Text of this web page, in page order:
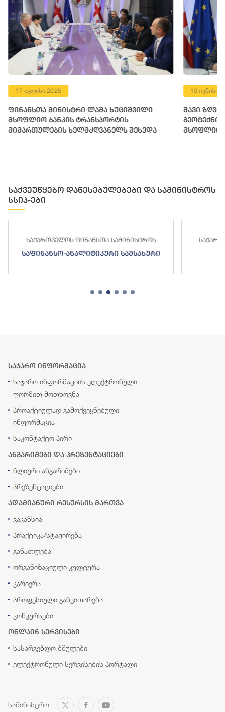
17 ივლისი 2025
ფინანსთა მინისტრი ლაშა ხუციშვილი
მსოფლიო ბანკის ტრანსპორტის
მიმართულების ხელმძღვანელს შეხვდა
10 ივნისი
შავი
მსოფლიო
საქვეუწყებო დაწესებულებები და სამინისტროს
სსიპ-ები
საქართველოს ფინანსთა სამინისტროს
საფინანსო-ანალიტიკური სამსახური
საჯარო ინფორმაცია
საჯარო ინფორმაციის ელექტრონული
ფორმით მოთხოვნა
პროაქტიულად გამოქვეყნებული
ინფორმაცია
საკონტაქტო პირი
ანგარიშები და პრეზენტაციები
წლიური ანგარიშები
პრეზენტაციები
ადამიანური რესურსის მართვა
ვაკანსია
პრაქტიკა/სტაჟირება
განათლება
ორგანიზაციული კულტურა
კარიერა
პროფესიული განვითარება
კონკურსები
ონლაინ სერვისები
სასარგებლო ბმულები
ელექტრონული სერვისების პორტალი
სამინისტრო